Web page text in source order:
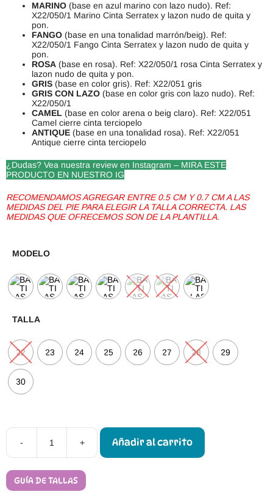
MARINO (base en azul marino con lazo nudo). Ref:
X22/050/1 Marino Cinta Serratex y lazon nudo de quita y
pon.
FANGO (base en una tonalidad marrón/beig). Ref:
X22/050/1 Fango Cinta Serratex y lazon nudo de quita y
pon.
ROSA (base en rosa). Ref: X22/050/1 rosa Cinta Serratex y
lazon nudo de quita y pon.
GRIS (base en color gris). Ref: X22/051 gris
GRIS CON LAZO (base en color gris con lazo nudo). Ref:
X22/050/1
CAMEL (base en color arena o beig claro). Ref: X22/051
Camel cierre cinta terciopelo
ANTIQUE (base en una tonalidad rosa). Ref: X22/051
Antique cierre cinta terciopelo
¿Dudas? Vea nuestra review en Instagram – MIRA ESTE
PRODUCTO EN NUESTRO IG
RECOMENDAMOS AGREGAR ENTRE 0.5 CM Y 0.7 CM A LAS
MEDIDAS DEL PIE PARA ELEGIR LA TALLA CORRECTA. LAS
MEDIDAS QUE OFRECEMOS SON DE LA PLANTILLA.
MODELO
TALLA
22 23 24 25 26 27 28 29
30
-
Merceditas
Respetuosas
+ Añadir al carrito
GUÍA DE TALLAS